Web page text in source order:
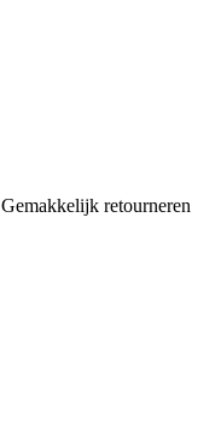
Gemakkelijk retourneren